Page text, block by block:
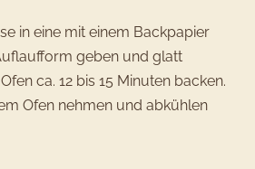
in eine mit einem Backpapier
geben und glatt
ca. 12 bis 15 Minuten backen.
Ofen nehmen und abkühlen